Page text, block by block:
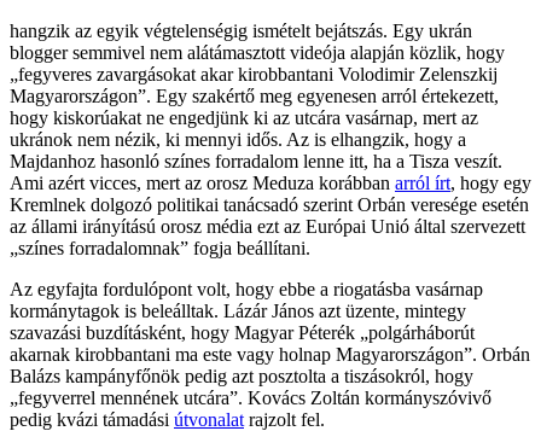
hangzik az egyik végtelenségig ismételt bejátszás. Egy ukrán
blogger semmivel nem alátámasztott videója alapján közlik, hogy
„fegyveres zavargásokat akar kirobbantani Volodimir Zelenszkij
Magyarországon”. Egy szakértő meg egyenesen arról értekezett,
hogy kiskorúakat ne engedjünk ki az utcára vasárnap, mert az
ukránok nem nézik, ki mennyi idős. Az is elhangzik, hogy a
Majdanhoz hasonló színes forradalom lenne itt, ha a Tisza veszít.
Ami azért vicces, mert az orosz Meduza korábban arról írt, hogy egy
Kremlnek dolgozó politikai tanácsadó szerint Orbán veresége esetén
az állami irányítású orosz média ezt az Európai Unió által szervezett
„színes forradalomnak” fogja beállítani.
Az egyfajta fordulópont volt, hogy ebbe a riogatásba vasárnap
kormánytagok is beleálltak. Lázár János azt üzente, mintegy
szavazási buzdításként, hogy Magyar Péterék „polgárháborút
akarnak kirobbantani ma este vagy holnap Magyarországon”. Orbán
Balázs kampányfőnök pedig azt posztolta a tiszásokról, hogy
„fegyverrel mennének utcára”. Kovács Zoltán kormányszóvivő
pedig kvázi támadási útvonalat rajzolt fel.